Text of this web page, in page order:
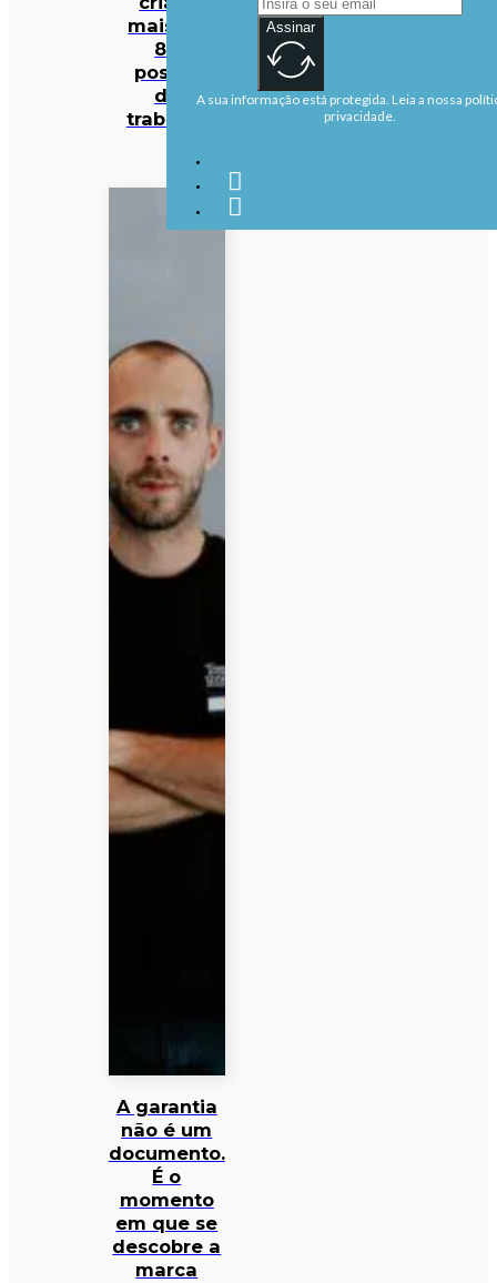
mais de
80
postos
de
trabalho
A garantia
não é um
documento.
É o
momento
em que se
descobre a
marca
Assinar
A sua informação está protegida. Leia a nossa
privacidade.